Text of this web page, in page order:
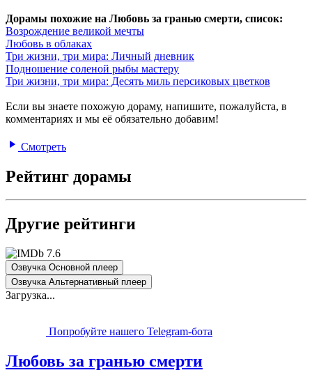
Дорамы похожие на Любовь за гранью смерти, список:
Возрождение великой мечты
Любовь в облаках
Три жизни, три мира: Личный дневник
Подношение соленой рыбы мастеру
Три жизни, три мира: Десять миль персиковых цветков
Если вы знаете похожую дораму, напишите, пожалуйста, в
комментариях и мы её обязательно добавим!
Смотреть
Рейтинг дорамы
Другие рейтинги
7.6
Озвучка Основной плеер
Озвучка Альтернативный плеер
Загрузка...
Попробуйте нашего Telegram-бота
Любовь за гранью смерти